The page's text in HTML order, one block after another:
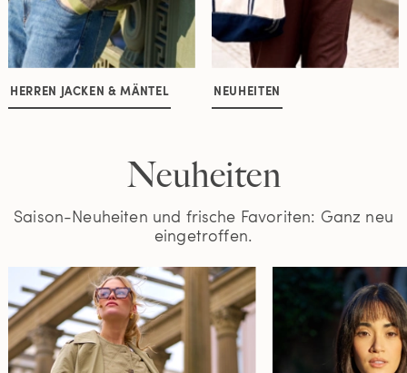
HERREN JACKEN & MÄNTEL NEUHEITEN
Neuheiten
Saison-Neuheiten und frische Favoriten: Ganz neu
eingetroffen.